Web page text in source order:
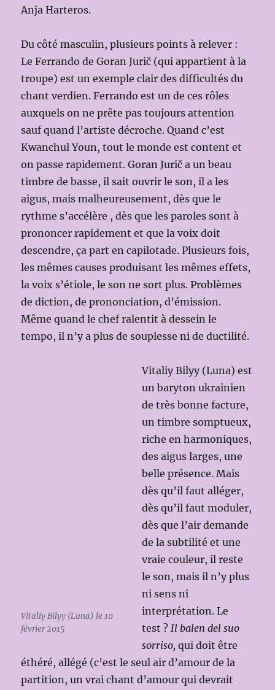
Anja Harteros.
Du côté masculin, plusieurs points à relever :
Le Ferrando de Goran Jurič (qui appartient à la
troupe) est un exemple clair des difficultés du
chant verdien. Ferrando est un de ces rôles
auxquels on ne prête pas toujours attention
sauf quand l’artiste décroche. Quand c’est
Kwanchul Youn, tout le monde est content et
on passe rapidement. Goran Jurič a un beau
timbre de basse, il sait ouvrir le son, il a les
aigus, mais malheureusement, dès que le
rythme s’accélère , dès que les paroles sont à
prononcer rapidement et que la voix doit
descendre, ça part en capilotade. Plusieurs fois,
les mêmes causes produisant les mêmes effets,
la voix s’étiole, le son ne sort plus. Problèmes
de diction, de prononciation, d’émission.
Même quand le chef ralentit à dessein le
tempo, il n’y a plus de souplesse ni de ductilité.
Vitaliy Bilyy (Luna) le 10
février 2015
Vitaliy Bilyy (Luna) est
un baryton ukrainien
de très bonne facture,
un timbre somptueux,
riche en harmoniques,
des aigus larges, une
belle présence. Mais
dès qu’il faut alléger,
dès qu’il faut moduler,
dès que l’air demande
de la subtilité et une
vraie couleur, il reste
le son, mais il n’y plus
ni sens ni
interprétation. Le
test ?Il balen del suo
sorriso,qui doit être
éthéré, allégé (c’est le seul air d’amour de la
partition, un vrai chant d’amour qui devrait